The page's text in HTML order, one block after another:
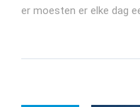
er moesten er elke dag